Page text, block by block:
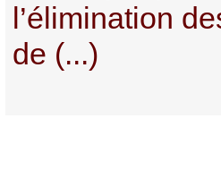
l’élimination
de (...)